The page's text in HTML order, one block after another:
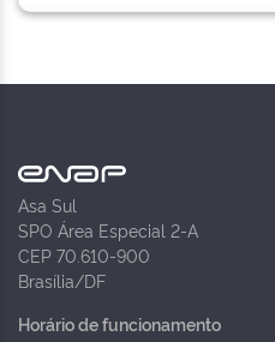
Asa Sul
SPO Área Especial 2-A
CEP 70.610-900
Brasília/DF
Horário de funcionamento